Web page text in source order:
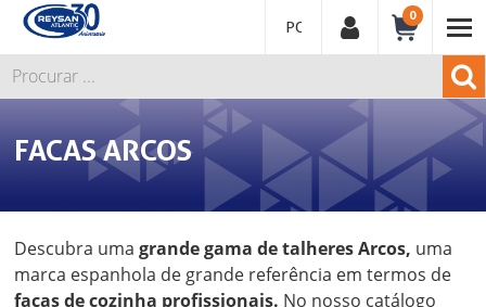
PORTUGUÊS
0
FACAS ARCOS
Descubra umagrande gama de talheres Arcos, uma
marca espanhola de grande referência em termos de
facas de cozinha profissionais. No nosso catálogo